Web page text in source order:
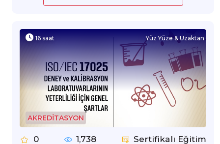
16 saat Yüz Yüze & Uzaktan
AKREDİTASYON
0 1,738 Sertifikalı Eğitim